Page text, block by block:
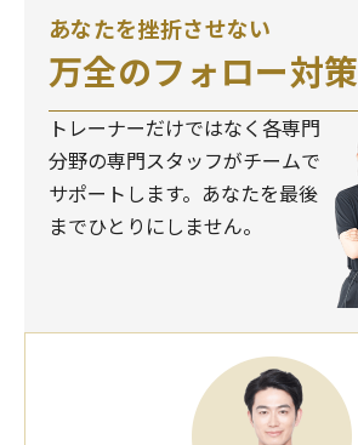
あなたを挫折させない
万全のフォロー対策
トレーナーだけではなく各専門
分野の専門スタッフがチームで
サポートします。あなたを最後
までひとりにしません。